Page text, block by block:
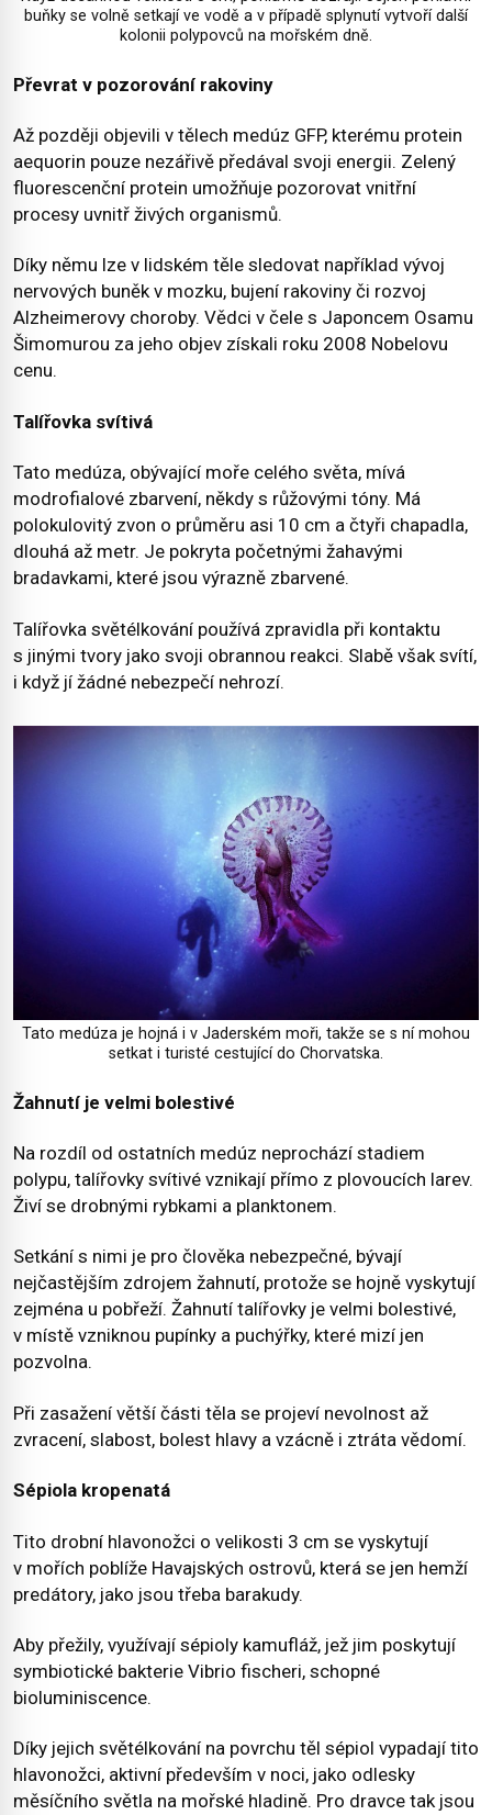
buňky se volně setkají ve vodě a v případě splynutí vytvoří další
kolonii polypovců na mořském dně.
Převrat v pozorování rakoviny
Až později objevili v tělech medúz GFP, kterému protein
aequorin pouze nezářivě předával svoji energii. Zelený
fluorescenční protein umožňuje pozorovat vnitřní
procesy uvnitř živých organismů.
Díky němu lze v lidském těle sledovat například vývoj
nervových buněk v mozku, bujení rakoviny či rozvoj
Alzheimerovy choroby. Vědci v čele s Japoncem Osamu
Šimomurou za jeho objev získali roku 2008 Nobelovu
cenu.
Talířovka svítivá
Tato medúza, obývající moře celého světa, mívá
modrofialové zbarvení, někdy s růžovými tóny. Má
polokulovitý zvon o průměru asi 10 cm a čtyři chapadla,
dlouhá až metr. Je pokryta početnými žahavými
bradavkami, které jsou výrazně zbarvené.
Talířovka světélkování používá zpravidla při kontaktu
s jinými tvory jako svoji obrannou reakci. Slabě však svítí,
i když jí žádné nebezpečí nehrozí.
Tato medúza je hojná i v Jaderském moři, takže se s ní mohou
setkat i turisté cestující do Chorvatska.
Žahnutí je velmi bolestivé
Na rozdíl od ostatních medúz neprochází stadiem
polypu, talířovky svítivé vznikají přímo z plovoucích larev.
Živí se drobnými rybkami a planktonem.
Setkání s nimi je pro člověka nebezpečné, bývají
nejčastějším zdrojem žahnutí, protože se hojně vyskytují
zejména u pobřeží. Žahnutí talířovky je velmi bolestivé,
v místě vzniknou pupínky a puchýřky, které mizí jen
pozvolna.
Při zasažení větší části těla se projeví nevolnost až
zvracení, slabost, bolest hlavy a vzácně i ztráta vědomí.
Sépiola kropenatá
Tito drobní hlavonožci o velikosti 3 cm se vyskytují
v mořích poblíže Havajských ostrovů, která se jen hemží
predátory, jako jsou třeba barakudy.
Aby přežily, využívají sépioly kamufláž, jež jim poskytují
symbiotické bakterie Vibrio fischeri, schopné
bioluminiscence.
Díky jejich světélkování na povrchu těl sépiol vypadají tito
hlavonožci, aktivní především v noci, jako odlesky
měsíčního světla na mořské hladině. Pro dravce tak jsou